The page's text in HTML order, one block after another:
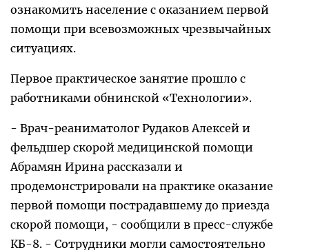
ознакомить население с оказанием первой
помощи при всевозможных чрезвычайных
ситуациях.
Первое практическое занятие прошло с
работниками обнинской «Технологии».
- Врач-реаниматолог Рудаков Алексей и
фельдшер скорой медицинской помощи
Абрамян Ирина рассказали и
продемонстрировали на практике оказание
первой помощи пострадавшему до приезда
скорой помощи, - сообщили в пресс-службе
КБ-8. - Сотрудники могли самостоятельно